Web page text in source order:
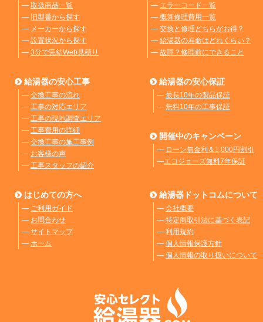
― 取扱商品一覧
― 旧型番から探す
― メーカーから探す
― 設置状況から探す
― 3分で完結Web見積り
― エラーコード一覧
― 概算修理費用一覧
― 交換と修理どちらがお得？
― 給湯器の寿命はどれくらい？
― 故障？修理前にできること
給湯器の安心工事
― 交換工事の流れ
― 工事の対応エリア
― 工事の現地調査エリア
― 工事費用の詳細
― 交換工事の施工事例
― お客様の声
― 工事スタッフの紹介
給湯器の安心保証
― 最長10年の製品保証
― 無料10年の工事保証
開催中のキャンペーン
― ローン無金利＆1,000円割引
―エコジョーズ無料7年保証
はじめての方へ
― ご利用ガイド
― お問合わせ
― サイトマップ
― ホーム
給湯器ドットコムについて
― 会社概要
― 特定商取引法に基づく表記
― 利用規約
― 個人情報保護方針
― 個人情報の取り扱いについて